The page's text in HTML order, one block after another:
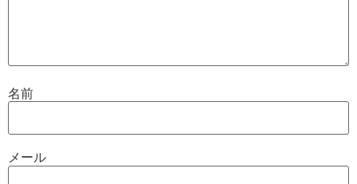
名前
メール